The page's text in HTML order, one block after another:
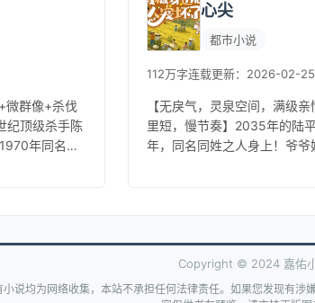
微群像+杀伐
纪顶级杀手陈
年同名同
心尖
都市小说
112万字连载更新：2026-02-25
【无戾气，灵泉空间，满级
里短，慢节奏】2035年的陆
年，同名同姓之人身上！爷爷
Copyright © 2024 嘉佑
说均为网络收集，本站不承担任何法律责任。如果您发现有